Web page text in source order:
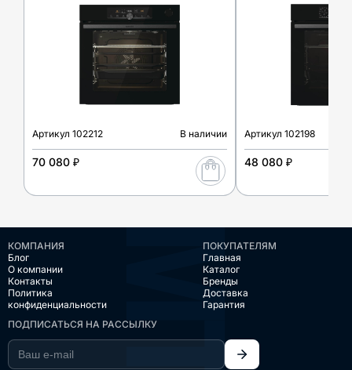
Артикул 102212 В наличии
70 080 ₽
Артикул 102198
48 080 ₽
КОМПАНИЯ
Блог
О компании
Контакты
Политика
конфиденциальности
ПОКУПАТЕЛЯМ
Главная
Каталог
Бренды
Доставка
Гарантия
ПОДПИСАТЬСЯ НА РАССЫЛКУ